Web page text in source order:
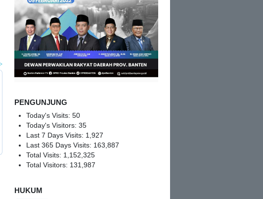
PENGUNJUNG
Today's Visits:50
Today's Visitors:35
Last 7 Days Visits: 1,927
Last 365 Days Visits: 163,887
Total Visits: 1,152,325
Total Visitors: 131,987
HUKUM